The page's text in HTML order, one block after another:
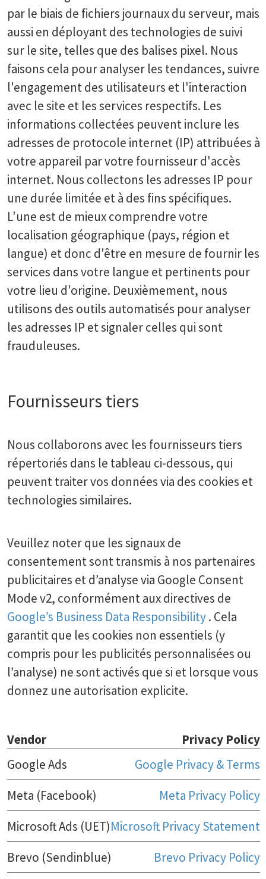
par le biais de fichiers journaux du serveur, mais
aussi en déployant des technologies de suivi
sur le site, telles que des balises pixel. Nous
faisons cela pour analyser les tendances, suivre
l'engagement des utilisateurs et l'interaction
avec le site et les services respectifs. Les
informations collectées peuvent inclure les
adresses de protocole internet (IP) attribuées à
votre appareil par votre fournisseur d'accès
internet. Nous collectons les adresses IP pour
une durée limitée et à des fins spécifiques.
L'une est de mieux comprendre votre
localisation géographique (pays, région et
langue) et donc d'être en mesure de fournir les
services dans votre langue et pertinents pour
votre lieu d'origine. Deuxièmement, nous
utilisons des outils automatisés pour analyser
les adresses IP et signaler celles qui sont
frauduleuses.
Fournisseurs tiers
Nous collaborons avec les fournisseurs tiers
répertoriés dans le tableau ci-dessous, qui
peuvent traiter vos données via des cookies et
technologies similaires.
Veuillez noter que les signaux de
consentement sont transmis à nos partenaires
publicitaires et d’analyse via Google Consent
Mode v2, conformément aux directives de
Google’s Business Data Responsibility. Cela
garantit que les cookies non essentiels (y
compris pour les publicités personnalisées ou
l’analyse) ne sont activés que si et lorsque vous
donnez une autorisation explicite.
Vendor
Privacy Policy
Google Ads
Google Privacy & Terms
Meta (Facebook)
Meta Privacy Policy
Microsoft Ads (UET)Microsoft Privacy Statement
Brevo (Sendinblue)
Brevo Privacy Policy